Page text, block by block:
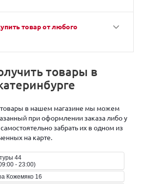
товар от любого
товары в
в нашем магазине мы можем
при оформлении заказа либо у
забрать их в одном из
на карте.
44
- 23:00)
Кожемяко 16